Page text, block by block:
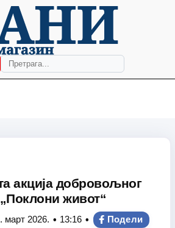
акција добровољног
живот“
март 2026. • 13:16 • Подели